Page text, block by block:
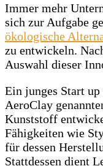
Immer mehr
sich zur Aufgabe
ökologische
zu entwickeln.
Auswahl dieser
Ein junges Start
AeroClay
Kunststoff
Fähigkeiten wie
für dessen
Stattdessen dient